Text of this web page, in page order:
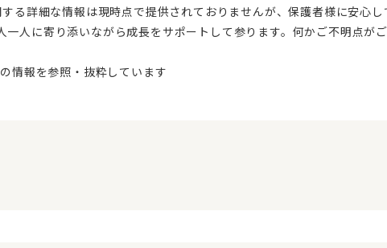
人に寄り添いながら成長をサポートして参ります。何かご不明点が